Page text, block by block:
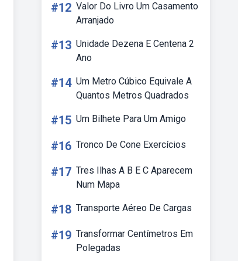
#12 Valor Do Livro Um Casamento
Arranjado
#13 Unidade Dezena E Centena 2
Ano
#14 Um Metro Cúbico Equivale A
Quantos Metros Quadrados
#15 Um Bilhete Para Um Amigo
#16 Tronco De Cone Exercícios
#17 Tres Ilhas A B E C Aparecem
Num Mapa
#18 Transporte Aéreo De Cargas
#19 Transformar Centímetros Em
Polegadas